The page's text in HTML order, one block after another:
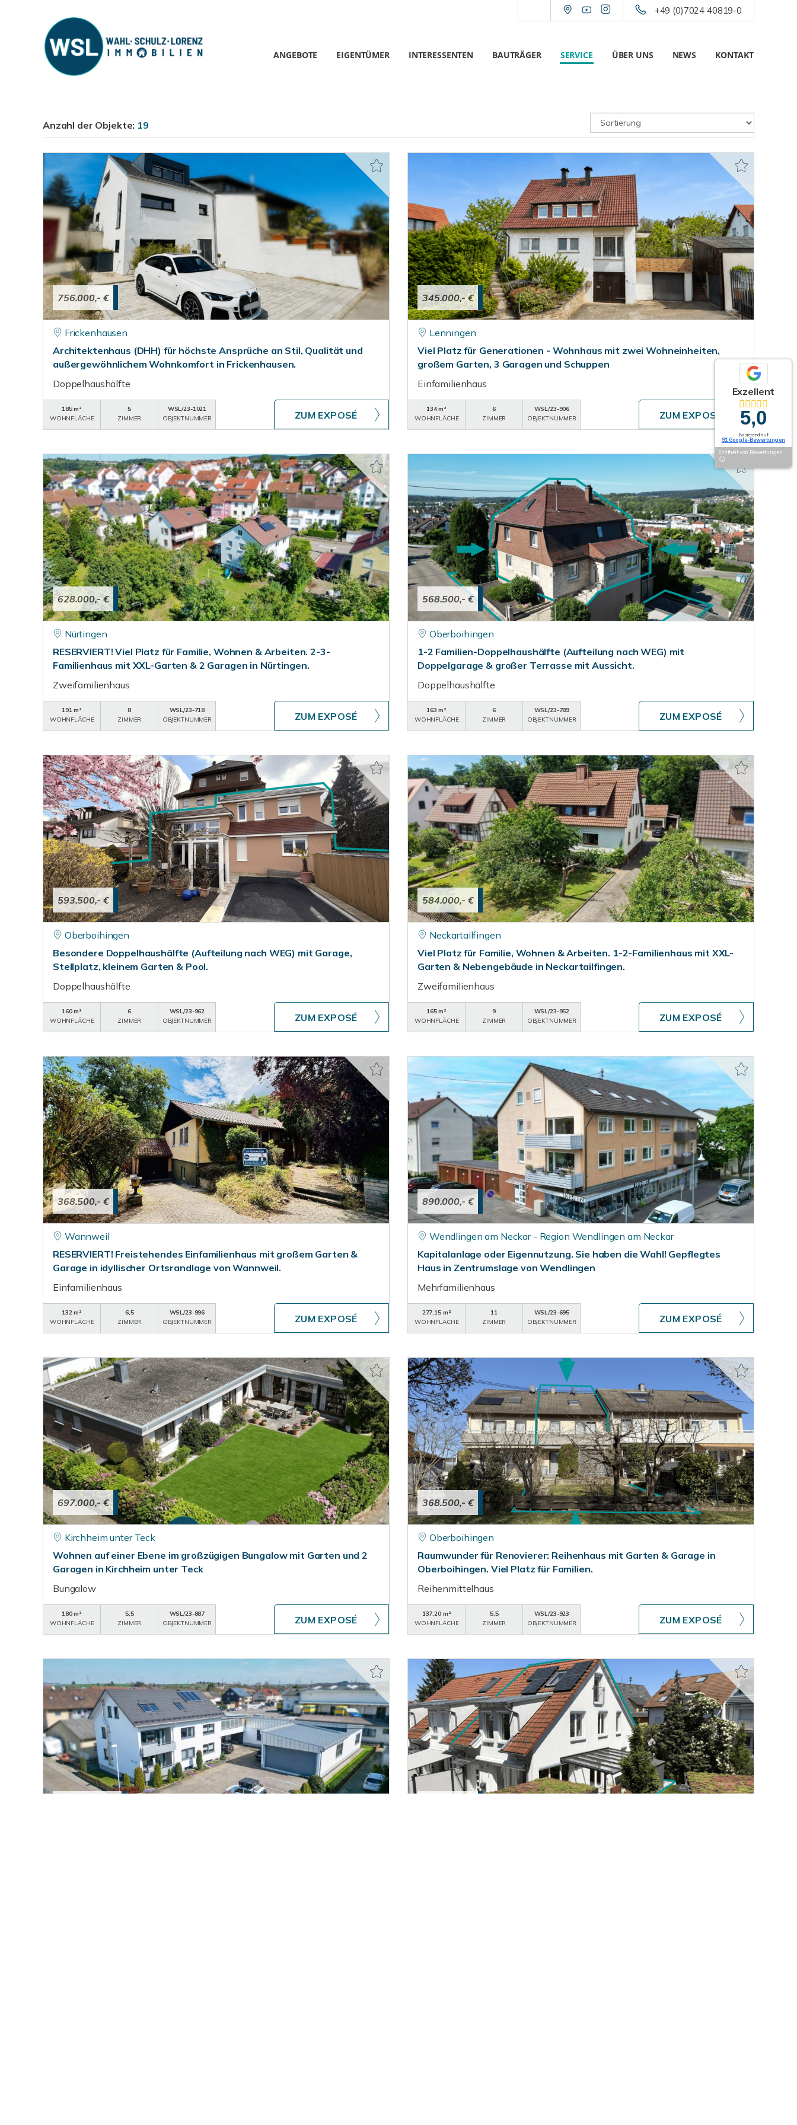
+49 (0)7024 40819-0
ANGEBOTE EIGENTÜMER INTERESSENTEN BAUTRÄGER SERVICE ÜBER UNS NEWS KONTAKT
Anzahl der Objekte: 19
756.000,- €
Frickenhausen
Architektenhaus (DHH) für höchste Ansprüche an Stil, Qualität und
außergewöhnlichem Wohnkomfort in Frickenhausen.
Doppelhaushälfte
185 m²
WOHNFLÄCHE
5
ZIMMER
WSL/23-1021
OBJEKTNUMMER
ZUM EXPOSÉ
345.000,- €
Lenningen
Viel Platz für Generationen - Wohnhaus mit zwei Wohneinheiten,
großem Garten, 3 Garagen und Schuppen
Einfamilienhaus
134 m²
WOHNFLÄCHE
6
ZIMMER
WSL/23-906
OBJEKTNUMMER
ZUM EXPOSÉ
628.000,- €
Nürtingen
RESERVIERT! Viel Platz für Familie, Wohnen & Arbeiten. 2-3-
Familienhaus mit XXL-Garten & 2 Garagen in Nürtingen.
Zweifamilienhaus
191 m²
WOHNFLÄCHE
8
ZIMMER
WSL/23-718
OBJEKTNUMMER
ZUM EXPOSÉ
568.500,- €
Oberboihingen
1-2 Familien-Doppelhaushälfte (Aufteilung nach WEG) mit
Doppelgarage & großer Terrasse mit Aussicht.
Doppelhaushälfte
163 m²
WOHNFLÄCHE
6
ZIMMER
WSL/23-789
OBJEKTNUMMER
ZUM EXPOSÉ
593.500,- €
Oberboihingen
Besondere Doppelhaushälfte (Aufteilung nach WEG) mit Garage,
Stellplatz, kleinem Garten & Pool.
Doppelhaushälfte
160 m²
WOHNFLÄCHE
6
ZIMMER
WSL/23-962
OBJEKTNUMMER
ZUM EXPOSÉ
584.000,- €
Neckartailfingen
Viel Platz für Familie, Wohnen & Arbeiten. 1-2-Familienhaus mit XXL-
Garten & Nebengebäude in Neckartailfingen.
Zweifamilienhaus
165 m²
WOHNFLÄCHE
9
ZIMMER
WSL/23-952
OBJEKTNUMMER
ZUM EXPOSÉ
368.500,- €
Wannweil
RESERVIERT! Freistehendes Einfamilienhaus mit großem Garten &
Garage in idyllischer Ortsrandlage von Wannweil.
Einfamilienhaus
132 m²
WOHNFLÄCHE
6,5
ZIMMER
WSL/23-996
OBJEKTNUMMER
ZUM EXPOSÉ
890.000,- €
Wendlingen am Neckar - Region Wendlingen am Neckar
Kapitalanlage oder Eigennutzung. Sie haben die Wahl! Gepflegtes
Haus in Zentrumslage von Wendlingen
Mehrfamilienhaus
277,15 m²
WOHNFLÄCHE
11
ZIMMER
WSL/23-695
OBJEKTNUMMER
ZUM EXPOSÉ
697.000,- €
Kirchheim unter Teck
Wohnen auf einer Ebene im großzügigen Bungalow mit Garten und 2
Garagen in Kirchheim unter Teck
Bungalow
180 m²
WOHNFLÄCHE
5,5
ZIMMER
WSL/23-887
OBJEKTNUMMER
ZUM EXPOSÉ
368.500,- €
Oberboihingen
Raumwunder für Renovierer: Reihenhaus mit Garten & Garage in
Oberboihingen. Viel Platz für Familien.
Reihenmittelhaus
137,20 m²
WOHNFLÄCHE
5,5
ZIMMER
WSL/23-923
OBJEKTNUMMER
ZUM EXPOSÉ
Exzellent
5,0
Basierend auf
91 Google-Bewertungen
Echtheit von Bewertungen